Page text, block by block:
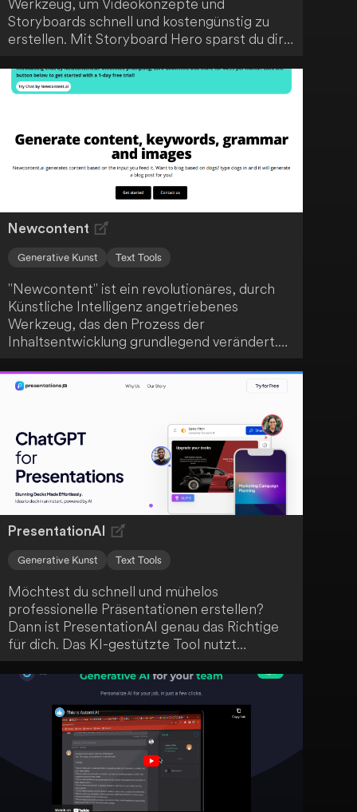
Storyboards schnell und kostengünstig zu
erstellen. Mit Storyboard Hero sparst du dir
mit der Erstellung von Storyboards
verbunden sind. Durch den Einsatz
unterstützt dich dabei, deine Videoideen
effizient umzusetzen.
Newcontent
Generative Kunst Text Tools
"Newcontent" ist ein revolutionäres, durch
Künstliche Intelligenz angetriebenes
Werkzeug, das den Prozess der
Inhaltsentwicklung grundlegend verändert.
es hochwertige Inhalte, Schlüsselwörter,
Grammatikvorschläge und sogar Bilder
einen echten Durchbruch in der Content-
Erstellung dar.
PresentationAI
Generative Kunst Text Tools
Möchtest du schnell und mühelos
professionelle Präsentationen erstellen?
Dann ist PresentationAI genau das Richtige
für dich. Das KI-gestützte Tool nutzt
ChatGPT, um ganze Präsentationen aus
deinen Eingabeaufforderungen oder Fragen
zu generieren und automatisch
personalisierte Designs zu erstellen. Dank
der intuitiven Benutzeroberfläche, Echtzeit-
Zusammenarbeit und reaktionsschnellen
Designs für verschiedene Geräte und
Bildschirmgrößen ist PresentationAI eine
echte Erleichterung.